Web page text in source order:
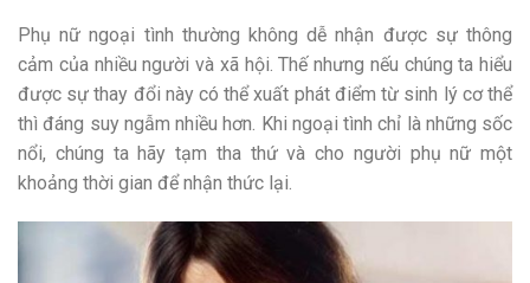
Phụ nữ ngoại tình thường không dễ nhận được sự thông
cảm của nhiều người và xã hội. Thế nhưng nếu chúng ta hiểu
được sự thay đổi này có thể xuất phát điểm từ sinh lý cơ thể
thì đáng suy ngẫm nhiều hơn. Khi ngoại tình chỉ là những sốc
nổi, chúng ta hãy tạm tha thứ và cho người phụ nữ một
khoảng thời gian để nhận thức lại.